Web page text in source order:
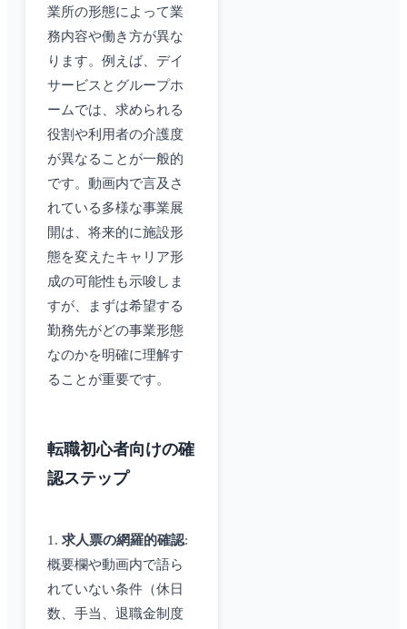
業所の形態によって業
務内容や働き方が異な
ります。例えば、デイ
サービスとグループホ
ームでは、求められる
役割や利用者の介護度
が異なることが一般的
です。動画内で言及さ
れている多様な事業展
開は、将来的に施設形
態を変えたキャリア形
成の可能性も示唆しま
すが、まずは希望する
勤務先がどの事業形態
なのかを明確に理解す
ることが重要です。
転職初心者向けの確
認ステップ
1. 求人票の網羅的確認:
概要欄や動画内で語ら
れていない条件（休日
数、手当、退職金制度